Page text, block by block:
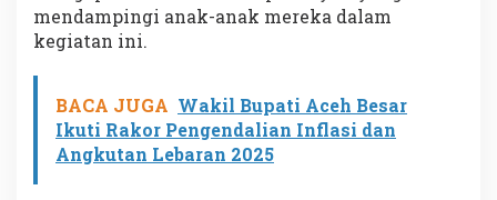
mendampingi anak-anak mereka dalam
kegiatan ini.
BACA JUGA Wakil Bupati Aceh Besar
Ikuti Rakor Pengendalian Inflasi dan
Angkutan Lebaran 2025